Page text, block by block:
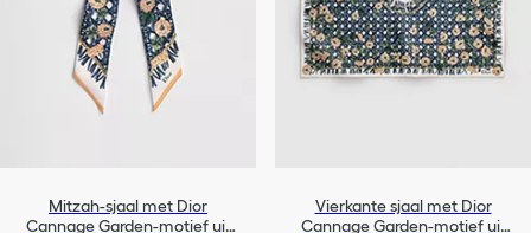
Mitzah-sjaal met Dior
Cannage Garden-motief uit
Vierkante sjaal met Dior
Cannage Garden-motief uit